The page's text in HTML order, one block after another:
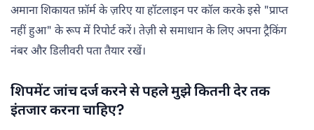
अमाना शिकायत फ़ॉर्म के ज़रिए या हॉटलाइन पर कॉल करके इसे "प्राप्त
नहीं हुआ" के रूप में रिपोर्ट करें। तेज़ी से समाधान के लिए अपना ट्रैकिंग
नंबर और डिलीवरी पता तैयार रखें।
शिपमेंट जांच दर्ज करने से पहले मुझे कितनी देर तक
इंतजार करना चाहिए?